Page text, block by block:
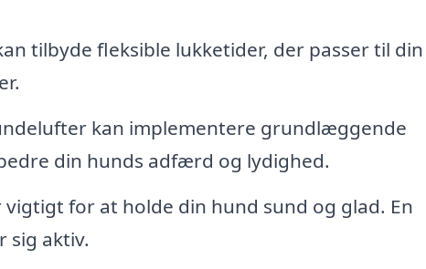
tilbyde fleksible lukketider, der passer til din
kan implementere grundlæggende
din hunds adfærd og lydighed.
for at holde din hund sund og glad. En
sig aktiv.